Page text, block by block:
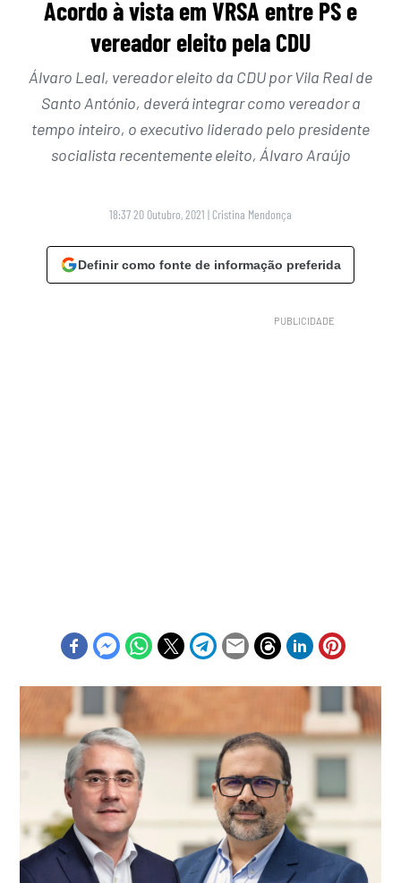
Acordo à vista em VRSA entre PS e
vereador eleito pela CDU
Álvaro Leal, vereador eleito da CDU por Vila Real de
Santo António, deverá integrar como vereador a
tempo inteiro, o executivo liderado pelo presidente
socialista recentemente eleito, Álvaro Araújo
18:37 20 Outubro, 2021 | Cristina Mendonça
Definir como fonte de informação preferida